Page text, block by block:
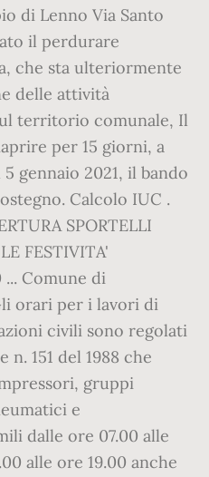
di Lenno Via Santo
il perdurare
che sta ulteriormente
delle attività
territorio comunale, Il
per 15 giorni, a
gennaio 2021, il bando
Calcolo IUC .
SPORTELLI
FESTIVITA'
Comune di
orari per i lavori di
civili sono regolati
n. 151 del 1988 che
gruppi
e
dalle ore 07.00 alle
alle ore 19.00 anche